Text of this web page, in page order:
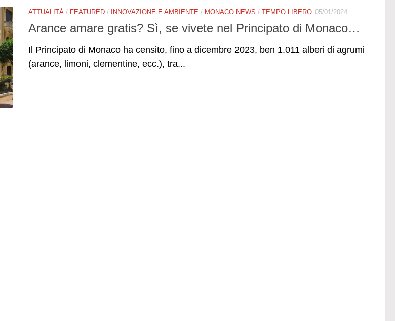
ATTUALITÀ / FEATURED / INNOVAZIONE E AMBIENTE / MONACO NEWS / TEMPO LIBERO 05/01/2024
Arance amare gratis? Sì, se vivete nel Principato di Monaco…
Il Principato di Monaco ha censito, fino a dicembre 2023, ben 1.011 alberi di agrumi
(arance, limoni, clementine, ecc.), tra...